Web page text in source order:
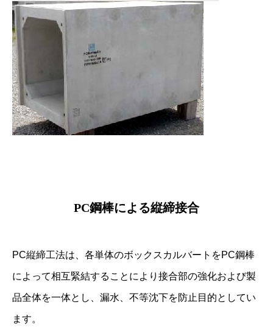
PC鋼棒による縦締接合
PC縦締工法は、各単体のボックスカルバートをPC鋼棒
によって相互緊結することにより接合部の強化および製
品全体を一体とし、漏水、不等沈下を防止目的としてい
ます。